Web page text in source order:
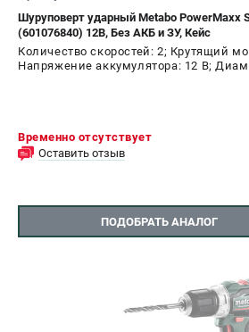
Шуруповерт ударный Metabo PowerMaxx
(601076840) 12В, Без АКБ и ЗУ, Кейс
Количество скоростей: 2; Крутящий
Напряжение аккумулятора: 12 В;
Временно отсутствует
Оставить отзыв
ПОДОБРАТЬ АНАЛОГ